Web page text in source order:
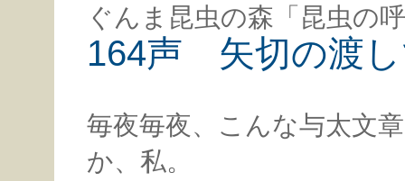
ぐんま昆虫の森「昆虫の
164声 矢切の渡
毎夜毎夜、こんな与太文
か、私。